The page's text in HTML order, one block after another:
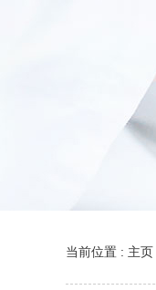
当前位置 : 主页